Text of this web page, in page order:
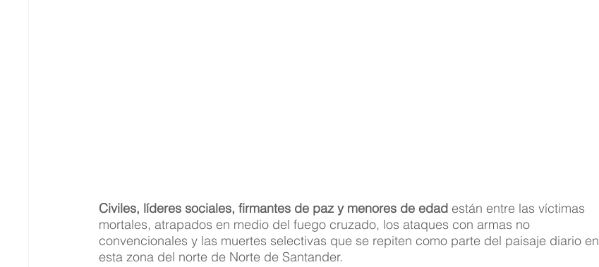
Civiles, líderes sociales, firmantes de paz y menores de edad están entre las víctimas
mortales, atrapados en medio del fuego cruzado, los ataques con armas no
convencionales y las muertes selectivas que se repiten como parte del paisaje diario en
esta zona del norte de Norte de Santander.